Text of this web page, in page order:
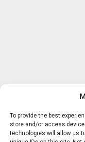
To provide the best
store and/or access
technologies will allow us